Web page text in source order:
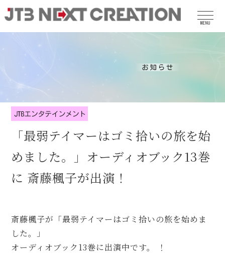
MENU
「最弱テイマーはゴミ拾いの旅を始
めました。」オーディオブック13巻
に 斎藤楓子が出演！
斎藤楓子が「最弱テイマーはゴミ拾いの旅を始めま
した。」
オーディオブック13巻に出演中です。 ！